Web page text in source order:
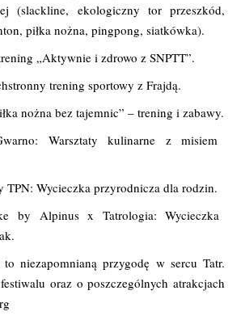
(slackline, ekologiczny tor przeszkód,
piłka nożna, pingpong, siatkówka).
„Aktywnie i zdrowo z SNPTT”.
trening sportowy z Frajdą.
nożna bez tajemnic” – trening i zabawy.
Warsztaty kulinarne z misiem
TPN: Wycieczka przyrodnicza dla rodzin.
by Alpinus x Tatrologia: Wycieczka
niezapomnianą przygodę w sercu Tatr.
oraz o poszczególnych atrakcjach